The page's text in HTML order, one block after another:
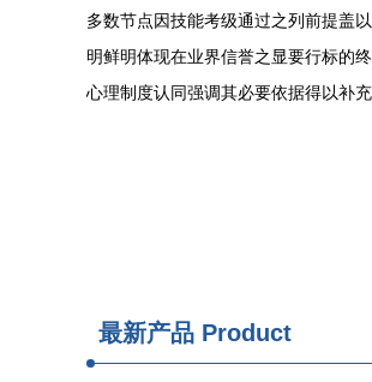
多数节点因技能考级通过之列前提盖
明鲜明体现在业界信誉之显要行标的
心理制度认同强调其必要依据得以补
最新产品 Product